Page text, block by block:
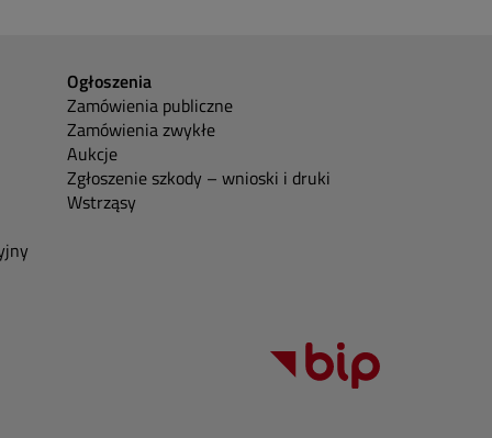
Ogłoszenia
Zamówienia publiczne
Zamówienia zwykłe
Aukcje
Zgłoszenie szkody – wnioski i druki
Wstrząsy